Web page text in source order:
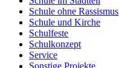
Schule ohne Rassismus
Schule und Kirche
Schulfeste
Schulkonzept
Service
Sonstige Projekte